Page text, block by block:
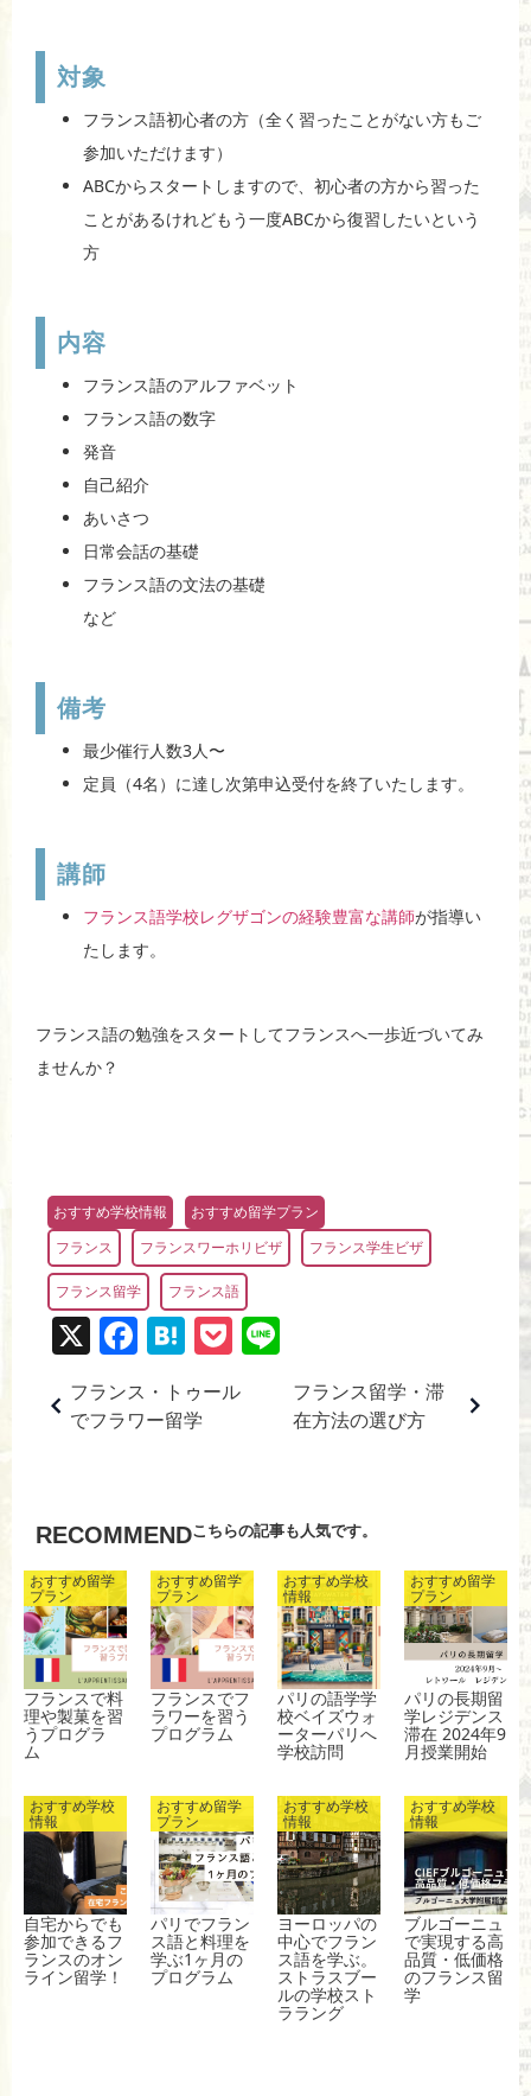
対象
フランス語初心者の方（全く習ったことがない方もご
参加いただけます）
ABCからスタートしますので、初心者の方から習った
ことがあるけれどもう一度ABCから復習したいという
方
内容
フランス語のアルファベット
フランス語の数字
発音
自己紹介
あいさつ
日常会話の基礎
フランス語の文法の基礎
など
備考
最少催行人数3人〜
定員（4名）に達し次第申込受付を終了いたします。
講師
フランス語学校レグザゴンの経験豊富な講師が指導い
たします。
フランス語の勉強をスタートしてフランスへ一歩近づいてみ
ませんか？
おすすめ学校情報
おすすめ留学プラン
フランス
フランスワーホリビザ フランス学生ビザ
フランス留学 フランス語
X F
a
c
o
o
k
H
e
P
ck
n
e
フランス・トゥール
でフラワー留学
フランス留学・滞
在方法の選び方
RECOMMENDこちらの記事も人気です。
おすすめ留学
プラン
フランスで料
理や製菓を習
うプログラ
ム
おすすめ留学
プラン
フランスでフ
ラワーを習う
プログラム
おすすめ学校
情報
パリの語学学
校ベイズウォ
ーターパリへ
学校訪問
おすすめ留学
プラン
パリの長期留
学レジデンス
滞在 2024年9
月授業開始
おすすめ学校
情報
自宅からでも
参加できるフ
ランスのオン
ライン留学！
おすすめ留学
プラン
パリでフラン
ス語と料理を
学ぶ1ヶ月の
プログラム
おすすめ学校
情報
ヨーロッパの
中心でフラン
ス語を学ぶ。
ストラスブー
ルの学校スト
ララング
おすすめ学校
情報
ブルゴーニュ
で実現する高
品質・低価格
のフランス留
学